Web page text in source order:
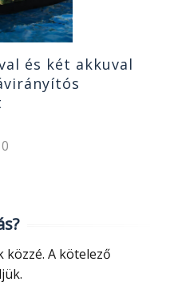
és két akkuval
0
közzé. A kötelező